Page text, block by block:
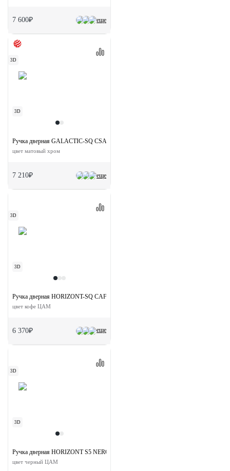
еще
7 600₽
3D
3D
еще
Ручка дверная GALACTIC-SQ CSA раздельная на квадратной розетке
цвет матовый хром
7 210₽
3D
3D
еще
Ручка дверная HORIZONT-SQ CAFFE раздельная на квадратной розетке
цвет кофе ЦАМ
6 370₽
3D
3D
Ручка дверная HORIZONT S5 NERO раздельная на квадратной розетке
цвет черный ЦАМ